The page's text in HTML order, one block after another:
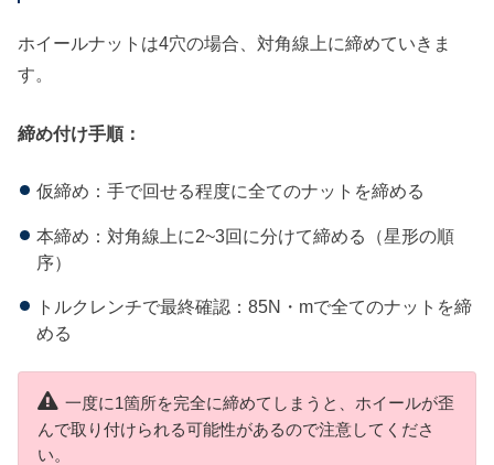
ホイールナットは4穴の場合、対角線上に締めていきま
す。
締め付け手順：
仮締め：手で回せる程度に全てのナットを締める
本締め：対角線上に2~3回に分けて締める（星形の順
序）
トルクレンチで最終確認：85N・mで全てのナットを締
める
一度に1箇所を完全に締めてしまうと、ホイールが歪
んで取り付けられる可能性があるので注意してくださ
い。